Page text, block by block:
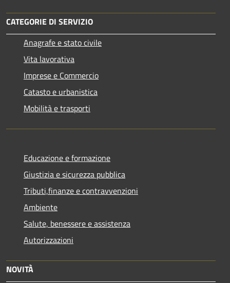
CATEGORIE DI SERVIZIO
Anagrafe e stato civile
Vita lavorativa
Imprese e Commercio
Catasto e urbanistica
Mobilità e trasporti
Educazione e formazione
Giustizia e sicurezza pubblica
Tributi,finanze e contravvenzioni
Ambiente
Salute, benessere e assistenza
Autorizzazioni
NOVITÀ